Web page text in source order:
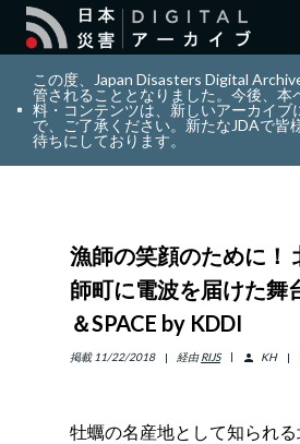
search 検索
layers コレクシ
info_outline リソー
アバウト
この度、Japan Disasters Digital
管されることとなりました。今後、本
料・コンテンツは、新しいアーカイブ
で、ご了承ください。新たなJDAで皆
待ちにしております。
漁師の笑顔のために！
師町に電波を届けた舞
＆SPACE by KDDI
掲載 11/22/2018 経由 RIJS person KH
牡蠣の名産地として知られる